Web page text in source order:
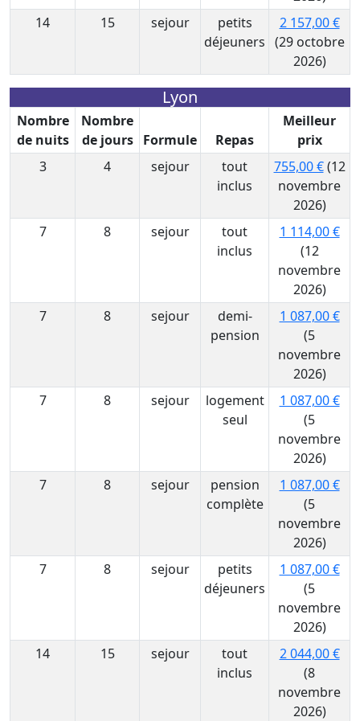
14
15 sejour
petits
déjeuners
2 157,00 €
(29 octobre
2026)
Lyon
Nombre
de nuits
Nombre
de jours
Formule Repas
Meilleur
prix
3
4 sejour
tout
inclus
755,00 €(12
novembre
2026)
7
8 sejour
tout
inclus
1 114,00 €
(12
novembre
2026)
7
8 sejour
demi-
pension
1 087,00 €
(5
novembre
2026)
7
8 sejour
logement
seul
1 087,00 €
(5
novembre
2026)
7
8 sejour
pension
complète
1 087,00 €
(5
novembre
2026)
7
8 sejour
petits
déjeuners
1 087,00 €
(5
novembre
2026)
14
15 sejour
tout
inclus
2 044,00 €
(8
novembre
2026)